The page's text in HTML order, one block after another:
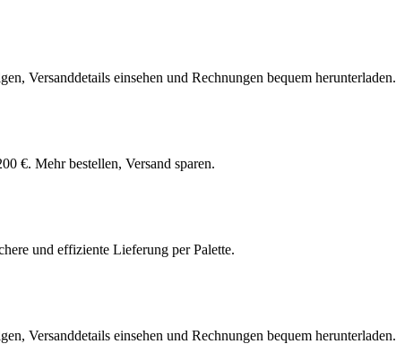
Versanddetails einsehen und Rechnungen bequem herunterladen.
€. Mehr bestellen, Versand sparen.
und effiziente Lieferung per Palette.
Versanddetails einsehen und Rechnungen bequem herunterladen.